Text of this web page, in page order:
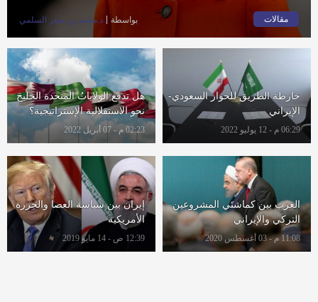
مقالات بواسطة د.محمد بن صقر السلمي
خارطة الطريق للحوار السعودي-
الإيراني
06:29 م - 12 يوليو 2022
هل تدفع الولاياتُ المتحدة الخليجَ
نحو الاستقلالية الإستراتيجية؟
02:23 م - 07 أبريل 2022
العرب بين كماشتَي المشروعين
التركي والإيراني
11:08 م - 03 أغسطس 2020
إيران بين سياسة العصا والجزرة
الأمريكية
12:39 ص - 14 مايو 2019